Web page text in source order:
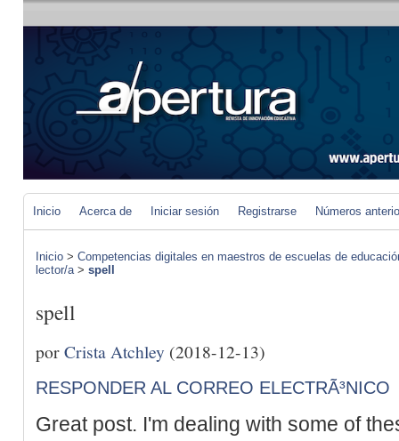
Inicio Acerca de Iniciar sesión Registrarse Números
Inicio > Competencias digitales en maestros de escuelas de
lector/a> spell
spell
porCrista Atchley (2018-12-13)
RESPONDER AL CORREO ELECTRÃ³NICO
Great post. I'm dealing with some of